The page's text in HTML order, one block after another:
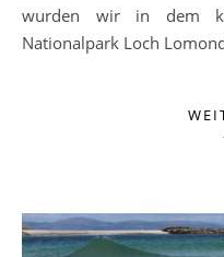
wurden wir in dem
Nationalpark Loch